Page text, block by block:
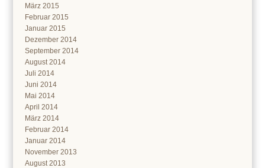
März 2015
Februar 2015
Januar 2015
Dezember 2014
September 2014
August 2014
Juli 2014
Juni 2014
Mai 2014
April 2014
März 2014
Februar 2014
Januar 2014
November 2013
August 2013